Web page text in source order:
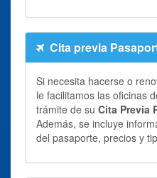
Cita previa
Si necesita hacerse o
le facilitamos las oficinas
trámite de su Cita Previa
Además, se incluye
del pasaporte, precios y